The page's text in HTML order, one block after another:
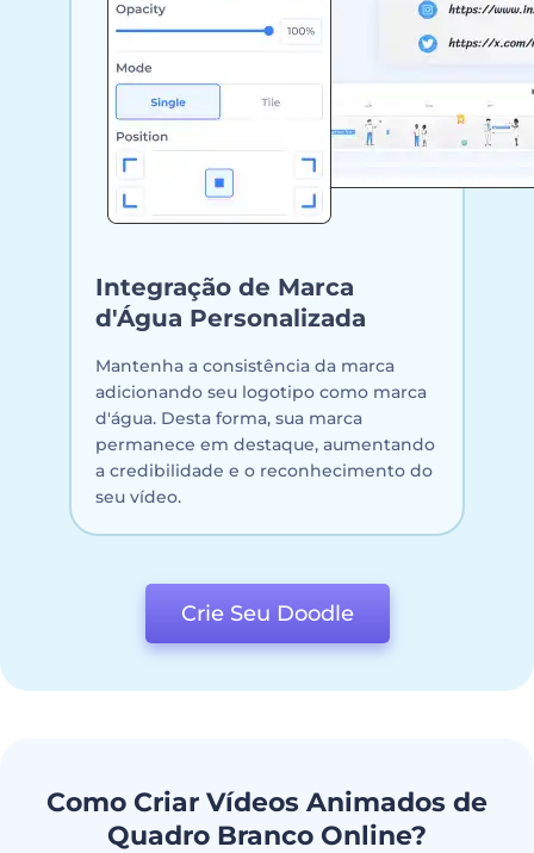
Integração de Marca
d'Água Personalizada
Mantenha a consistência da marca
adicionando seu logotipo como marca
d'água. Desta forma, sua marca
permanece em destaque, aumentando
a credibilidade e o reconhecimento do
seu vídeo.
Crie Seu Doodle
Como Criar Vídeos Animados de
Quadro Branco Online?